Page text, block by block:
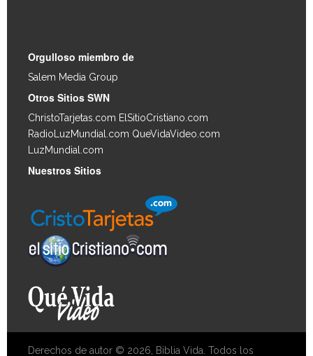
Orgulloso miembro de
Salem Media Group
Otros Sitios SWN
ChristoTarjetas.com ElSitioCristiano.com
RadioLuzMundial.com QueVidaVideo.com
LuzMundial.com
Nuestros Sitios
Derechos de autor © 2026, Biblia Vida. Todos los